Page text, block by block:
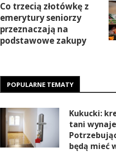
Co trzecią złotówkę z
emerytury seniorzy
przeznaczają na
podstawowe zakupy
POPULARNE TEMATY
Kukucki:
tani
będą mieć